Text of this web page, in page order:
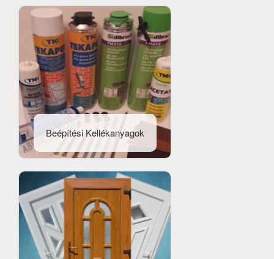
Beépítési Kellékanyagok